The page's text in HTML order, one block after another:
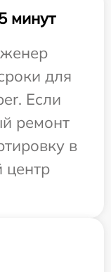
минут
для
Если
ремонт
в
центр